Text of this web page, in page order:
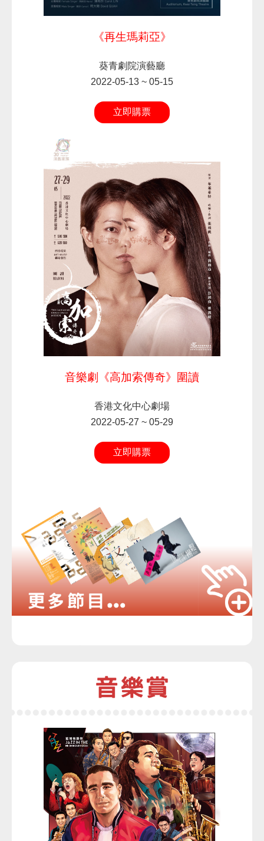
《再生瑪莉亞》
葵青劇院演藝廳
2022-05-13 ~ 05-15
立即購票
音樂劇《高加索傳奇》圍讀
香港文化中心劇場
2022-05-27 ~ 05-29
立即購票